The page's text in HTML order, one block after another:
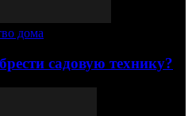
дома
садовую технику?